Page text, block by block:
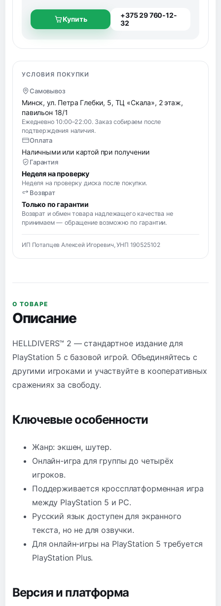
Купить
+375 29 760-12-
32
УСЛОВИЯ ПОКУПКИ
Самовывоз
Минск, ул. Петра Глебки, 5, ТЦ «Скала», 2 этаж,
павильон 18/1
Ежедневно 10:00–22:00. Заказ собираем после
подтверждения наличия.
Оплата
Наличными или картой при получении
Гарантия
Неделя на проверку
Неделя на проверку диска после покупки.
Возврат
Только по гарантии
Возврат и обмен товара надлежащего качества не
принимаем — обращение возможно по гарантии.
ИП Потапцев Алексей Игоревич, УНП 190525102
О ТОВАРЕ
Описание
HELLDIVERS™ 2 — стандартное издание для
PlayStation 5 с базовой игрой. Объединяйтесь с
другими игроками и участвуйте в кооперативных
сражениях за свободу.
Ключевые особенности
Жанр: экшен, шутер.
Онлайн-игра для группы до четырёх
игроков.
Поддерживается кроссплатформенная игра
между PlayStation 5 и PC.
Русский язык доступен для экранного
текста, но не для озвучки.
Для онлайн-игры на PlayStation 5 требуется
PlayStation Plus.
Версия и платформа